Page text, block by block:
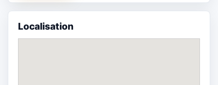
Localisation